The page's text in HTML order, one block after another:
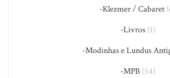
-Klezmer / Cabaret
-Livros(1)
-Modinhas e Lundus
-MPB(54)